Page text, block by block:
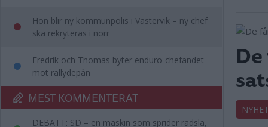
Hon blir ny kommunpolis i Västervik – ny chef
ska rekryteras i norr
Fredrik och Thomas byter enduro-chefandet
mot rallydepån
MEST KOMMENTERAT
DEBATT: SD – en maskin som sprider rädsla,